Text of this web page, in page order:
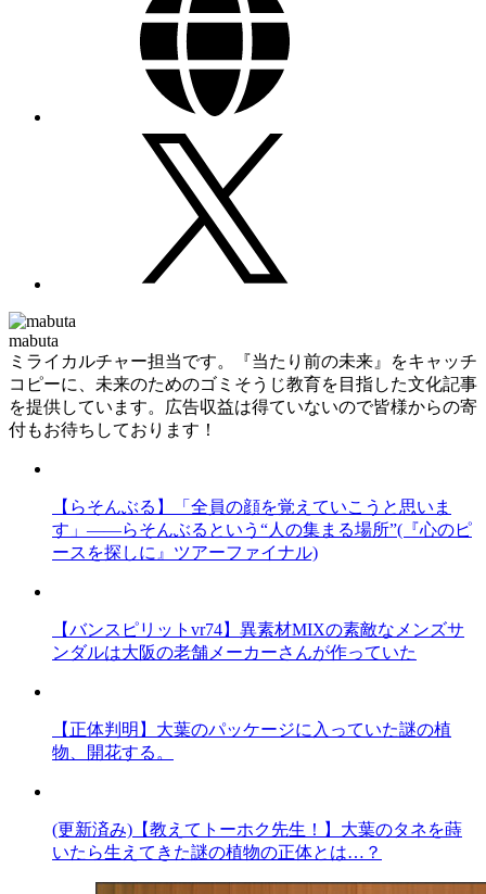
mabuta
ミライカルチャー担当です。『当たり前の未来』をキャッチ
コピーに、未来のためのゴミそうじ教育を目指した文化記事
を提供しています。広告収益は得ていないので皆様からの寄
付もお待ちしております！
【らそんぶる】「全員の顔を覚えていこうと思いま
す」――らそんぶるという“人の集まる場所”(『心のピ
ースを探しに』ツアーファイナル)
【バンスピリットvr74】異素材MIXの素敵なメンズサ
ンダルは大阪の老舗メーカーさんが作っていた
【正体判明】大葉のパッケージに入っていた謎の植
物、開花する。
(更新済み)【教えてトーホク先生！】大葉のタネを蒔
いたら生えてきた謎の植物の正体とは…？